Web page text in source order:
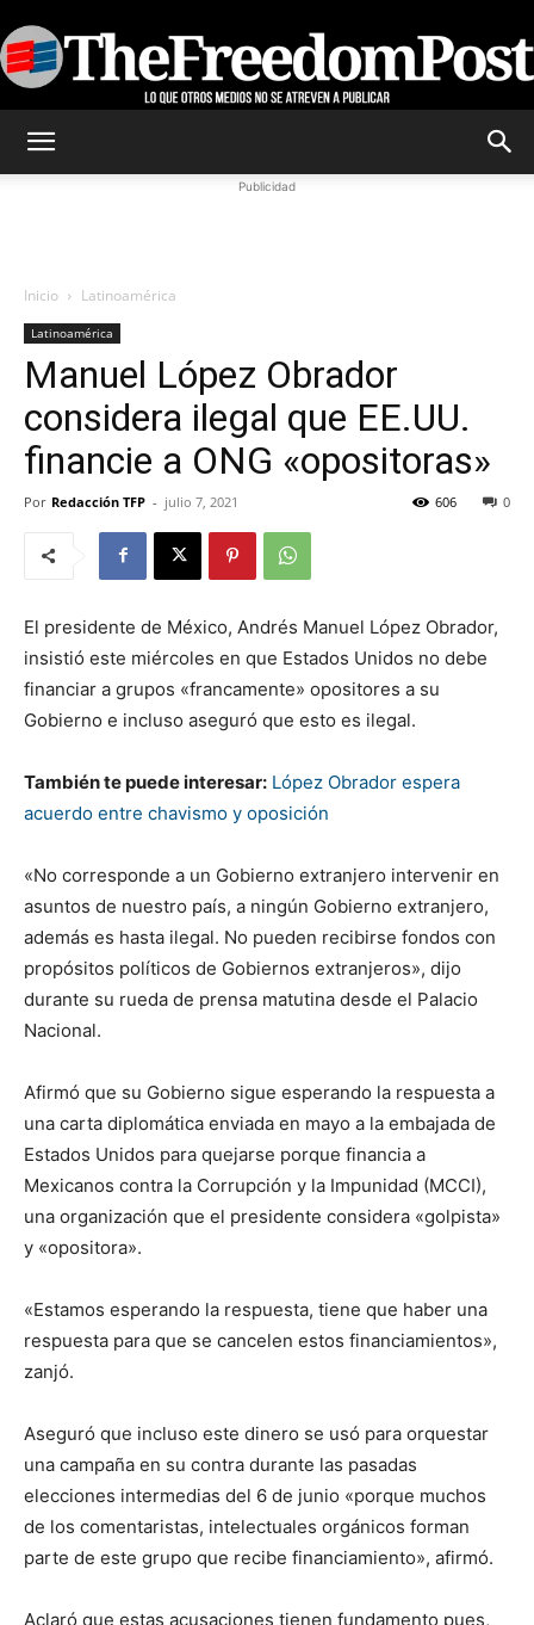
Publicidad
Inicio Latinoamérica
Latinoamérica
Manuel López Obrador
considera ilegal que EE.UU.
financie a ONG «opositoras»
Por Redacción TFP - julio 7, 2021 0
606
El presidente de México, Andrés Manuel López Obrador,
insistió este miércoles en que Estados Unidos no debe
financiar a grupos «francamente» opositores a su
Gobierno e incluso aseguró que esto es ilegal.
También te puede interesar: López Obrador espera
acuerdo entre chavismo y oposición
«No corresponde a un Gobierno extranjero intervenir en
asuntos de nuestro país, a ningún Gobierno extranjero,
además es hasta ilegal. No pueden recibirse fondos con
propósitos políticos de Gobiernos extranjeros», dijo
durante su rueda de prensa matutina desde el Palacio
Nacional.
Afirmó que su Gobierno sigue esperando la respuesta a
una carta diplomática enviada en mayo a la embajada de
Estados Unidos para quejarse porque financia a
Mexicanos contra la Corrupción y la Impunidad (MCCI),
una organización que el presidente considera «golpista»
y «opositora».
«Estamos esperando la respuesta, tiene que haber una
respuesta para que se cancelen estos financiamientos»,
zanjó.
Aseguró que incluso este dinero se usó para orquestar
una campaña en su contra durante las pasadas
elecciones intermedias del 6 de junio «porque muchos
de los comentaristas, intelectuales orgánicos forman
parte de este grupo que recibe financiamiento», afirmó.
Aclaró que estas acusaciones tienen fundamento pues,